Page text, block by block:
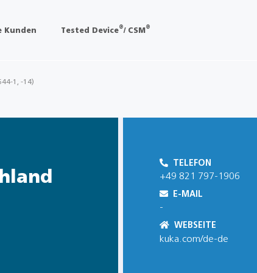
Kunden Tested Device®/ CSM ®
1, -14)
TELEFON
+49 821 797-1906
E-MAIL
-
WEBSEITE
kuka.com/de-de